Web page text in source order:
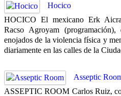
Hocico
HOCICO El mexicano Erk
Racso Agroyam (programación),
enojados de la violencia física y
diariamente en las calles de la
Asseptic
ASSEPTIC ROOM Carlos Ruiz,